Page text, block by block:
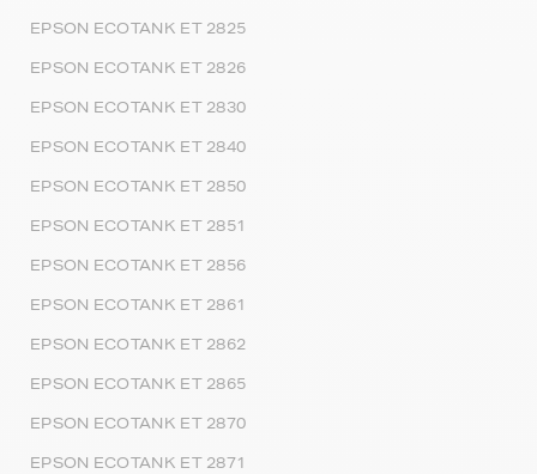
EPSON ECOTANK ET 2825
EPSON ECOTANK ET 2826
EPSON ECOTANK ET 2830
EPSON ECOTANK ET 2840
EPSON ECOTANK ET 2850
EPSON ECOTANK ET 2851
EPSON ECOTANK ET 2856
EPSON ECOTANK ET 2861
EPSON ECOTANK ET 2862
EPSON ECOTANK ET 2865
EPSON ECOTANK ET 2870
EPSON ECOTANK ET 2871